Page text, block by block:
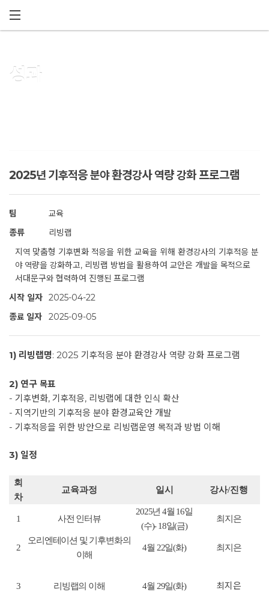
성과
2025년 기후적응 분야 환경강사 역량 강화 프로그램
팀
교육
종류
리빙랩
지역 맞춤형 기후변화 적응을 위한 교육을 위해 환경강사의 기후적응 분
야 역량을 강화하고, 리빙랩 방법을 활용하여 교안은 개발을 목적으로
서대문구와 협력하여 진행된 프로그램
시작 일자 2025-04-22
종료 일자
2025-09-05
1) 리빙랩명: 2025 기후적응 분야 환경강사 역량 강화 프로그램
2) 연구 목표
- 기후변화, 기후적응, 리빙랩에 대한 인식 확산
- 지역기반의 기후적응 분야 환경교육안 개발
- 기후적응을 위한 방안으로 리빙랩운영 목적과 방법 이해
3) 일정
회
차
교육과정 일시 강사/진행
1 사전 인터뷰
2025년 4월 16일
(수)- 18일(금)
최지은
2
오리엔테이션 및 기후변화의
이해
4월 22일(화) 최지은
3 리빙랩의 이해 4월 29일(화) 최지은